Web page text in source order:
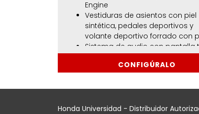
Honda Universidad - Distribuidor